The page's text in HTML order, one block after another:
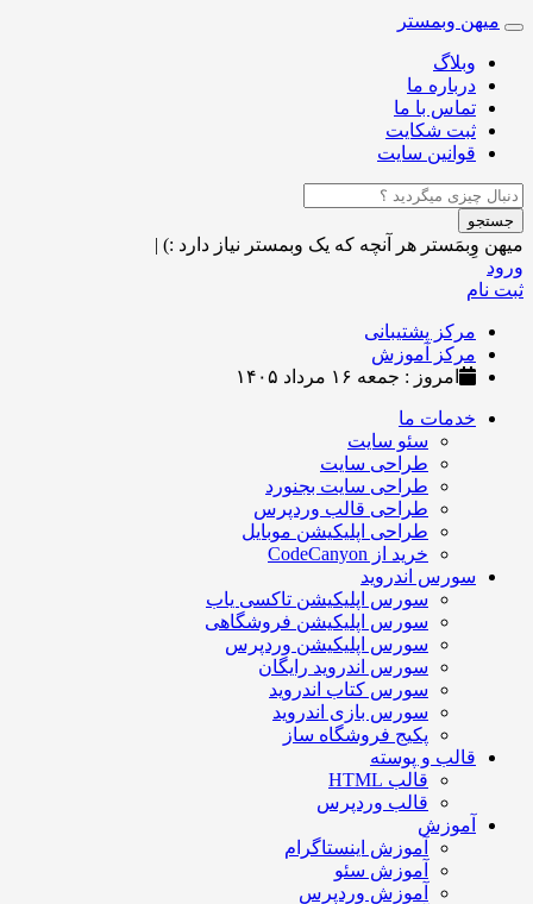
Toggle
navigation
میهن وبمستر
وبلاگ
درباره ما
تماس با ما
ثبت شکایت
قوانین سایت
جستجو
میهن وِبمَستر هر آنچه که یک وبمستر نیاز دارد :) |
ورود
ثبت نام
مرکز پشتیبانی
مرکز آموزش
امروز : جمعه ۱۶ مرداد ۱۴۰۵
خدمات ما
سئو سایت
طراحی سایت
طراحی سایت بجنورد
طراحی قالب وردپرس
طراحی اپلیکیشن موبایل
خرید از CodeCanyon
سورس اندروید
سورس اپلیکیشن تاکسی یاب
سورس اپلیکیشن فروشگاهی
سورس اپلیکیشن وردپرس
سورس اندروید رایگان
سورس کتاب اندروید
سورس بازی اندروید
پکیج فروشگاه ساز
قالب و پوسته
قالب HTML
قالب وردپرس
آموزش
آموزش اینستاگرام
آموزش سئو
آموزش وردپرس